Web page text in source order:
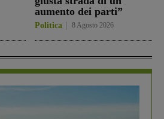
aumento dei parti”
Politica 8 Agosto 2026